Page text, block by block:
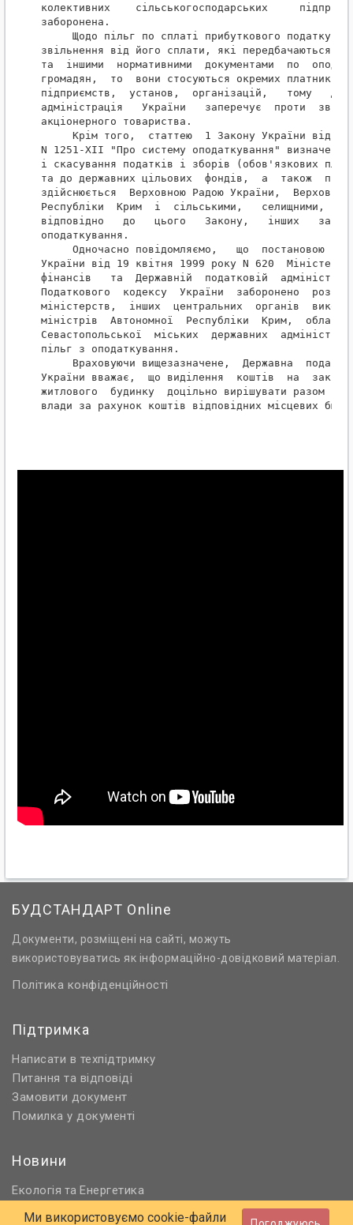
колективних    сільськогосподарських
заборонена.
Щодо пільг по сплаті прибуткового податку,
звільнення від його сплати, які передбачаються
та  іншими  нормативними  документами  по
громадян,  то  вони стосуються окремих
підприємств,  установ,  організацій,   тому
адміністрація   України   заперечує  проти
акціонерного товариства.
Крім того,  статтею  1 Закону України від
N 1251-XII "Про систему оподаткування"
і скасування податків і зборів (обов'язкових
та до державних цільових  фондів,  а  також
здійснюється  Верховною Радою України,  Верховною
Республіки  Крим  і  сільськими,   селищними,
відповідно   до   цього   Закону,   інших
оподаткування.
Одночасно повідомляємо,   що  постановою
України від 19 квітня 1999 року N 620
фінансів   та  Державній  податковій
Податкового  кодексу  України  заборонено
міністерств,  інших  центральних  органів
міністрів  Автономної  Республіки  Крим,
Севастопольської  міських  державних
пільг з оподаткування.
Враховуючи вищезазначене,  Державна
України вважає,  що виділення  коштів  на
житлового  будинку  доцільно вирішувати разом з
влади за рахунок коштів відповідних місцевих
БУДСТАНДАРТ Online
Документи, розміщені на сайті, можуть
використовуватись як інформаційно-довідковий матеріал.
Політика конфіденційності
Підтримка
Написати в техпідтримку
Питання та відповіді
Замовити документ
Помилка у документі
Новини
Екологія та Енергетика
Нормативне регулювання
Ми використовуємо cookie-файли